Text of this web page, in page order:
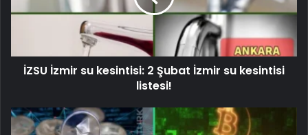
İZSU İzmir su kesintisi: 2 Şubat İzmir su kesintisi
listesi!